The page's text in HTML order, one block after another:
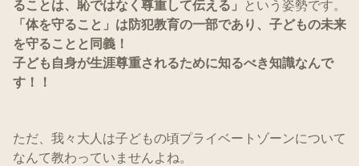
ることは、恥ではなく尊重して伝える」
という姿勢です。
「体を守ること」は防犯教育の一部であり、子どもの未来
を守ることと同義！
子ども自身が生涯尊重されるために知るべき知識なんで
す！！
ただ、我々大人は子どもの頃プライベートゾーンについて
なんて教わっていませんよね。